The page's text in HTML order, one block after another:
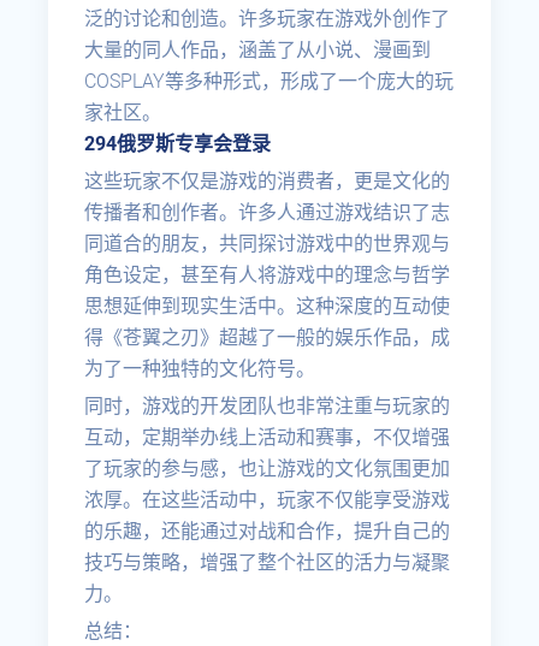
泛的讨论和创造。许多玩家在游戏外创作了
大量的同人作品，涵盖了从小说、漫画到
COSPLAY等多种形式，形成了一个庞大的玩
家社区。
294俄罗斯专享会登录
这些玩家不仅是游戏的消费者，更是文化的
传播者和创作者。许多人通过游戏结识了志
同道合的朋友，共同探讨游戏中的世界观与
角色设定，甚至有人将游戏中的理念与哲学
思想延伸到现实生活中。这种深度的互动使
得《苍翼之刃》超越了一般的娱乐作品，成
为了一种独特的文化符号。
同时，游戏的开发团队也非常注重与玩家的
互动，定期举办线上活动和赛事，不仅增强
了玩家的参与感，也让游戏的文化氛围更加
浓厚。在这些活动中，玩家不仅能享受游戏
的乐趣，还能通过对战和合作，提升自己的
技巧与策略，增强了整个社区的活力与凝聚
力。
总结：